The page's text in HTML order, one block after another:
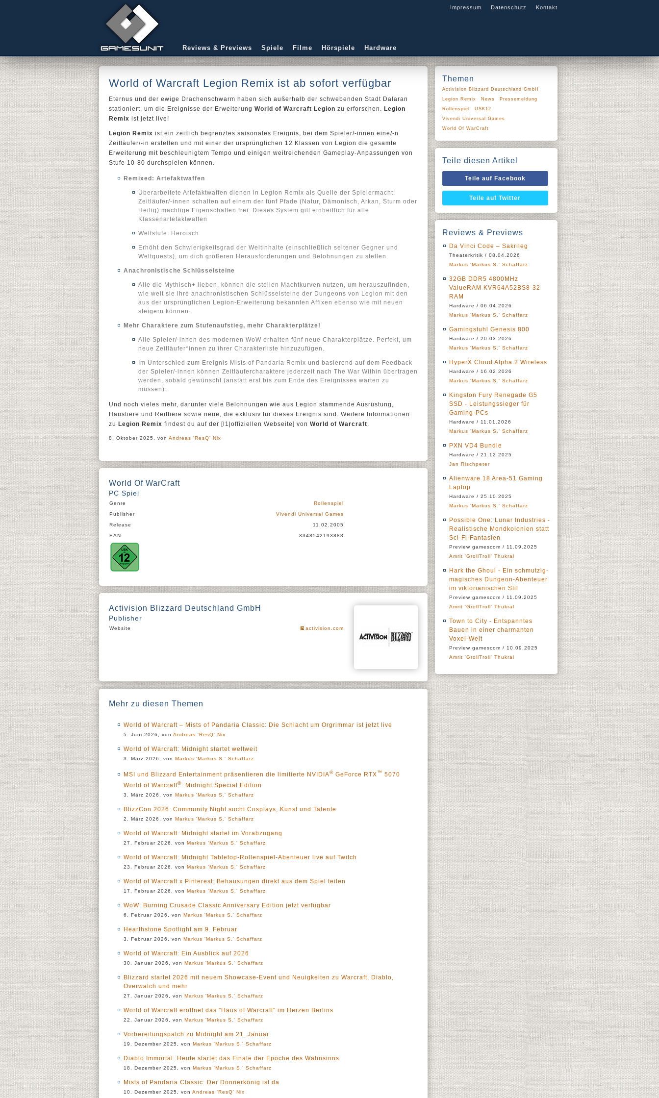
Impressum Datenschutz Kontakt
Reviews & Previews Spiele Filme Hörspiele Hardware
World of Warcraft Legion Remix ist ab sofort verfügbar
Eternus und der ewige Drachenschwarm haben sich außerhalb der schwebenden Stadt Dalaran
stationiert, um die Ereignisse der Erweiterung World of Warcraft Legion zu erforschen. Legion
Remix ist jetzt live!
Legion Remix ist ein zeitlich begrenztes saisonales Ereignis, bei dem Spieler/-innen eine/-n
Zeitläufer/-in erstellen und mit einer der ursprünglichen 12 Klassen von Legion die gesamte
Erweiterung mit beschleunigtem Tempo und einigen weitreichenden Gameplay-Anpassungen von
Stufe 10-80 durchspielen können.
Remixed: Artefaktwaffen
Überarbeitete Artefaktwaffen dienen in Legion Remix als Quelle der Spielermacht:
Zeitläufer/-innen schalten auf einem der fünf Pfade (Natur, Dämonisch, Arkan, Sturm oder
Heilig) mächtige Eigenschaften frei. Dieses System gilt einheitlich für alle
Klassenartefaktwaffen
Weltstufe: Heroisch
Erhöht den Schwierigkeitsgrad der Weltinhalte (einschließlich seltener Gegner und
Weltquests), um dich größeren Herausforderungen und Belohnungen zu stellen.
Anachronistische Schlüsselsteine
Alle die Mythisch+ lieben, können die steilen Machtkurven nutzen, um herauszufinden,
wie weit sie ihre anachronistischen Schlüsselsteine der Dungeons von Legion mit den
aus der ursprünglichen Legion-Erweiterung bekannten Affixen ebenso wie mit neuen
steigern können.
Mehr Charaktere zum Stufenaufstieg, mehr Charakterplätze!
Alle Spieler/-innen des modernen WoW erhalten fünf neue Charakterplätze. Perfekt, um
neue Zeitläufer*innen zu ihrer Charakterliste hinzuzufügen.
Im Unterschied zum Ereignis Mists of Pandaria Remix und basierend auf dem Feedback
der Spieler/-innen können Zeitläufercharaktere jederzeit nach The War Within übertragen
werden, sobald gewünscht (anstatt erst bis zum Ende des Ereignisses warten zu
müssen).
Und noch vieles mehr, darunter viele Belohnungen wie aus Legion stammende Ausrüstung,
Haustiere und Reittiere sowie neue, die exklusiv für dieses Ereignis sind. Weitere Informationen
zu Legion Remix findest du auf der [l1|offiziellen Webseite] von World of Warcraft.
8. Oktober 2025, von Andreas 'ResQ' Nix
World Of WarCraft
PC Spiel
Genre
Rollenspiel
Publisher
Vivendi Universal Games
Release
11.02.2005
EAN
3348542193888
Activision Blizzard Deutschland GmbH
Publisher
Website activision.com
Mehr zu diesen Themen
World of Warcraft – Mists of Pandaria Classic: Die Schlacht um Orgrimmar ist jetzt live
5. Juni 2026, von Andreas 'ResQ' Nix
World of Warcraft: Midnight startet weltweit
3. März 2026, von Markus 'Markus S.' Schaffarz
MSI und Blizzard Entertainment präsentieren die limitierte NVIDIA® GeForce RTX™ 5070
World of Warcraft®: Midnight Special Edition
3. März 2026, von Markus 'Markus S.' Schaffarz
BlizzCon 2026: Community Night sucht Cosplays, Kunst und Talente
2. März 2026, von Markus 'Markus S.' Schaffarz
World of Warcraft: Midnight startet im Vorabzugang
27. Februar 2026, von Markus 'Markus S.' Schaffarz
World of Warcraft: Midnight Tabletop-Rollenspiel-Abenteuer live auf Twitch
23. Februar 2026, von Markus 'Markus S.' Schaffarz
World of Warcraft x Pinterest: Behausungen direkt aus dem Spiel teilen
17. Februar 2026, von Markus 'Markus S.' Schaffarz
WoW: Burning Crusade Classic Anniversary Edition jetzt verfügbar
6. Februar 2026, von Markus 'Markus S.' Schaffarz
Hearthstone Spotlight am 9. Februar
3. Februar 2026, von Markus 'Markus S.' Schaffarz
World of Warcraft: Ein Ausblick auf 2026
30. Januar 2026, von Markus 'Markus S.' Schaffarz
Blizzard startet 2026 mit neuem Showcase-Event und Neuigkeiten zu Warcraft, Diablo,
Overwatch und mehr
27. Januar 2026, von Markus 'Markus S.' Schaffarz
World of Warcraft eröffnet das "Haus of Warcraft" im Herzen Berlins
22. Januar 2026, von Markus 'Markus S.' Schaffarz
Vorbereitungspatch zu Midnight am 21. Januar
19. Dezember 2025, von Markus 'Markus S.' Schaffarz
Diablo Immortal: Heute startet das Finale der Epoche des Wahnsinns
18. Dezember 2025, von Markus 'Markus S.' Schaffarz
Mists of Pandaria Classic: Der Donnerkönig ist da
10. Dezember 2025, von Andreas 'ResQ' Nix
Themen
Activision Blizzard Deutschland GmbH
Legion Remix
News
Pressemeldung
Rollenspiel
USK12
Vivendi Universal Games
World Of WarCraft
Teile diesen Artikel
Teile auf Facebook
Teile auf Twitter
Reviews & Previews
Da Vinci Code – Sakrileg
Theaterkritik / 08.04.2026
Markus 'Markus S.' Schaffarz
32GB DDR5 4800MHz
ValueRAM KVR64A52BS8-32
RAM
Hardware / 06.04.2026
Markus 'Markus S.' Schaffarz
Gamingstuhl Genesis 800
Hardware / 20.03.2026
Markus 'Markus S.' Schaffarz
HyperX Cloud Alpha 2 Wireless
Hardware / 16.02.2026
Markus 'Markus S.' Schaffarz
Kingston Fury Renegade G5
SSD - Leistungssieger für
Gaming-PCs
Hardware / 11.01.2026
Markus 'Markus S.' Schaffarz
PXN VD4 Bundle
Hardware / 21.12.2025
Jan Rischpeter
Alienware 18 Area-51 Gaming
Laptop
Hardware / 25.10.2025
Markus 'Markus S.' Schaffarz
Possible One: Lunar Industries -
Realistische Mondkolonien statt
Sci-Fi-Fantasien
Preview gamescom / 11.09.2025
Amrit 'GrollTroll' Thukral
Hark the Ghoul - Ein schmutzig-
magisches Dungeon-Abenteuer
im viktorianischen Stil
Preview gamescom / 11.09.2025
Amrit 'GrollTroll' Thukral
Town to City - Entspanntes
Bauen in einer charmanten
Voxel-Welt
Preview gamescom / 10.09.2025
Amrit 'GrollTroll' Thukral